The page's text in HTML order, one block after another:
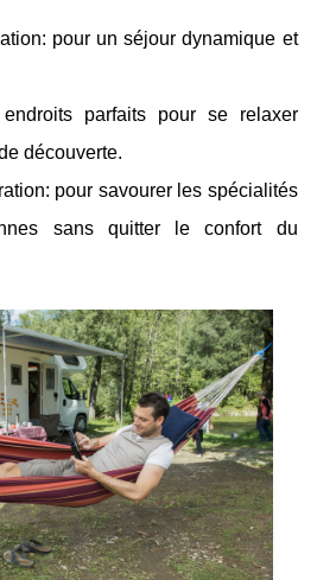
pour un séjour dynamique et
endroits parfaits pour se relaxer
découverte.
pour savourer les spécialités
sans quitter le confort du